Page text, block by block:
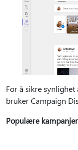
For å sikre
bruker Campaign
Populære kampanjer